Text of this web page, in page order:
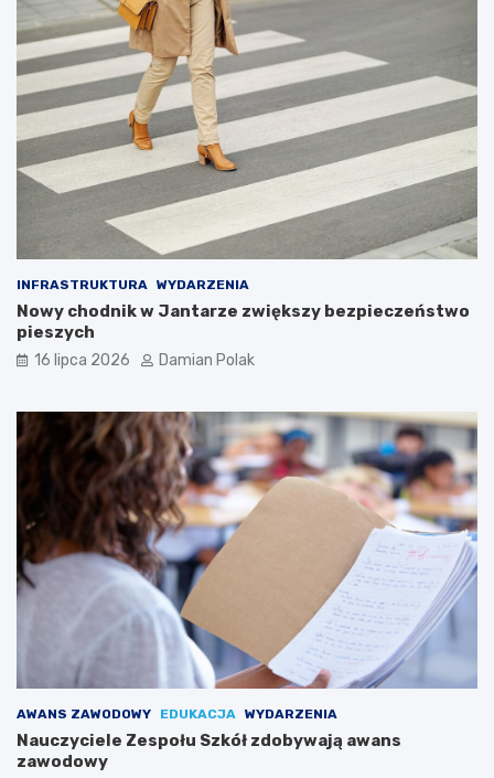
INFRASTRUKTURA WYDARZENIA
Nowy chodnik w Jantarze zwiększy bezpieczeństwo
pieszych
16 lipca 2026 Damian Polak
AWANS ZAWODOWY EDUKACJA WYDARZENIA
Nauczyciele Zespołu Szkół zdobywają awans
zawodowy